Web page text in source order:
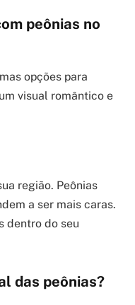
peônias no
opções para
visual romântico e
região. Peônias
a ser mais caras.
dentro do seu
das peônias?